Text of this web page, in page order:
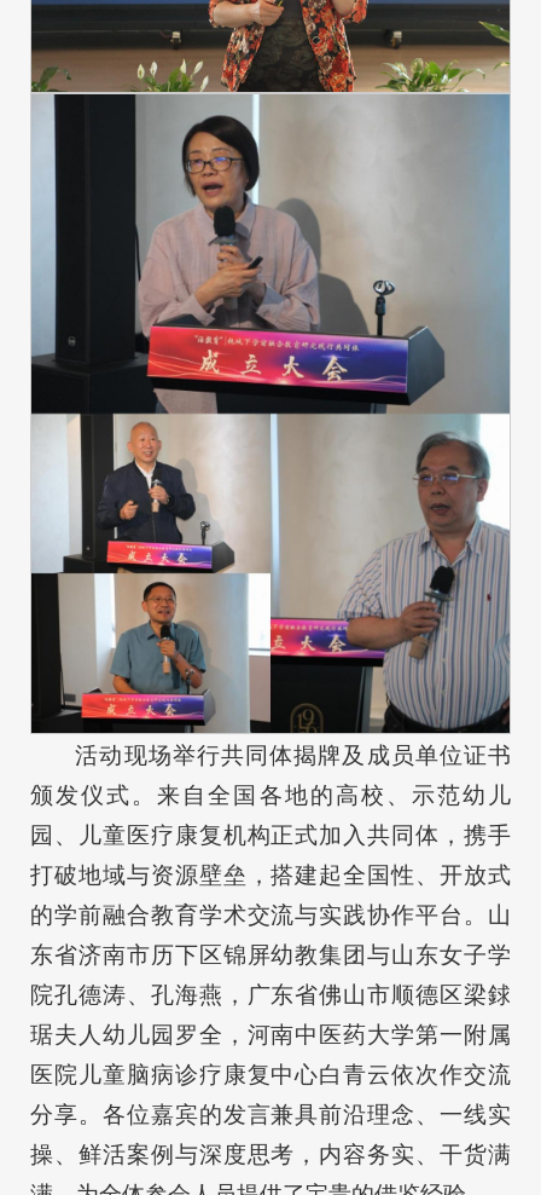
活动现场举行共同体揭牌及成员单位证书
颁发仪式。来自全国各地的高校、示范幼儿
园、儿童医疗康复机构正式加入共同体，携手
打破地域与资源壁垒，搭建起全国性、开放式
的学前融合教育学术交流与实践协作平台。山
东省济南市历下区锦屏幼教集团与山东女子学
院孔德涛、孔海燕，广东省佛山市顺德区梁銶
琚夫人幼儿园罗全，河南中医药大学第一附属
医院儿童脑病诊疗康复中心白青云依次作交流
分享。各位嘉宾的发言兼具前沿理念、一线实
操、鲜活案例与深度思考，内容务实、干货满